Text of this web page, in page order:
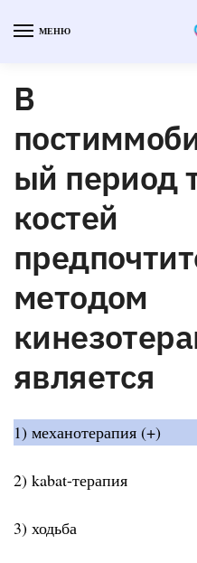
МЕНЮ
В
ый период
костей
методом
является
1) механотерапия (+)
2) kabat-терапия
3) ходьба